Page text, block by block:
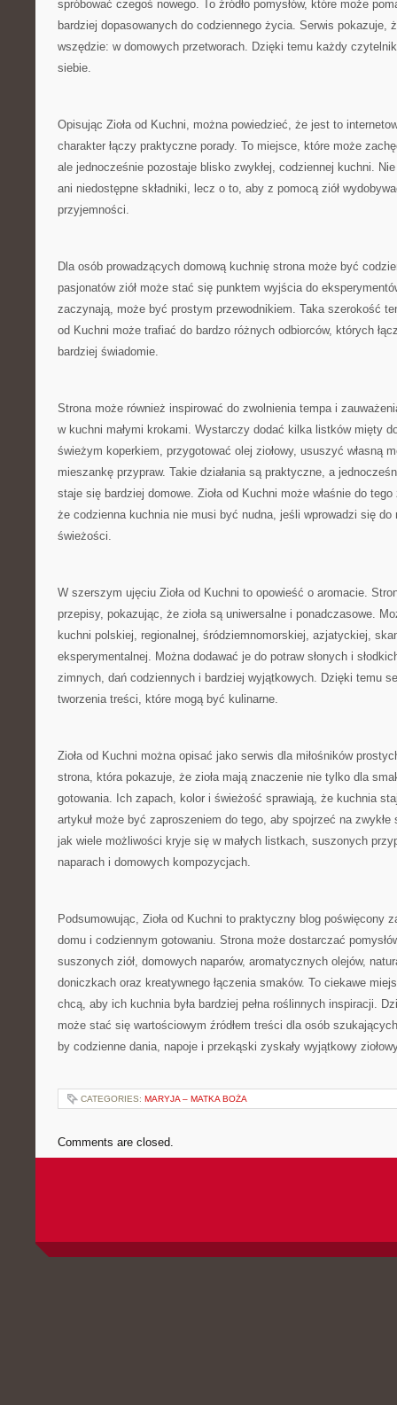
spróbować czegoś nowego. To źródło pomysłów, które może
bardziej dopasowanych do codziennego życia. Serwis pokazuje,
wszędzie: w domowych przetworach. Dzięki temu każdy
siebie.
Opisując Zioła od Kuchni, można powiedzieć, że jest to
charakter łączy praktyczne porady. To miejsce, które może
ale jednocześnie pozostaje blisko zwykłej, codziennej kuchni.
ani niedostępne składniki, lecz o to, aby z pomocą ziół
przyjemności.
Dla osób prowadzących domową kuchnię strona może być
pasjonatów ziół może stać się punktem wyjścia do
zaczynają, może być prostym przewodnikiem. Taka szerokość
od Kuchni może trafiać do bardzo różnych odbiorców, których
bardziej świadomie.
Strona może również inspirować do zwolnienia tempa i
w kuchni małymi krokami. Wystarczy dodać kilka listków mięty
świeżym koperkiem, przygotować olej ziołowy, ususzyć własną
mieszankę przypraw. Takie działania są praktyczne, a
staje się bardziej domowe. Zioła od Kuchni może właśnie do
że codzienna kuchnia nie musi być nudna, jeśli wprowadzi się do
świeżości.
W szerszym ujęciu Zioła od Kuchni to opowieść o aromacie.
przepisy, pokazując, że zioła są uniwersalne i ponadczasowe.
kuchni polskiej, regionalnej, śródziemnomorskiej, azjatyckiej,
eksperymentalnej. Można dodawać je do potraw słonych i
zimnych, dań codziennych i bardziej wyjątkowych. Dzięki temu
tworzenia treści, które mogą być kulinarne.
Zioła od Kuchni można opisać jako serwis dla miłośników
strona, która pokazuje, że zioła mają znaczenie nie tylko dla
gotowania. Ich zapach, kolor i świeżość sprawiają, że kuchnia
artykuł może być zaproszeniem do tego, aby spojrzeć na zwykłe
jak wiele możliwości kryje się w małych listkach, suszonych
naparach i domowych kompozycjach.
Podsumowując, Zioła od Kuchni to praktyczny blog poświęcony
domu i codziennym gotowaniu. Strona może dostarczać
suszonych ziół, domowych naparów, aromatycznych olejów,
doniczkach oraz kreatywnego łączenia smaków. To ciekawe
chcą, aby ich kuchnia była bardziej pełna roślinnych inspiracji.
może stać się wartościowym źródłem treści dla osób
by codzienne dania, napoje i przekąski zyskały wyjątkowy
CATEGORIES: MARYJA – MATKA BOŻA
Comments are closed.